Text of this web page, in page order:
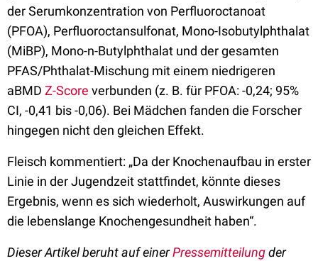
der Serumkonzentration von Perfluoroctanoat
(PFOA), Perfluoroctansulfonat, Mono-Isobutylphthalat
(MiBP), Mono-n-Butylphthalat und der gesamten
PFAS/Phthalat-Mischung mit einem niedrigeren
aBMD Z-Score verbunden (z. B. für PFOA: -0,24; 95%
CI, -0,41 bis -0,06). Bei Mädchen fanden die Forscher
hingegen nicht den gleichen Effekt.
Fleisch kommentiert: „Da der Knochenaufbau in erster
Linie in der Jugendzeit stattfindet, könnte dieses
Ergebnis, wenn es sich wiederholt, Auswirkungen auf
die lebenslange Knochengesundheit haben“.
Dieser Artikel beruht auf einerPressemitteilungder